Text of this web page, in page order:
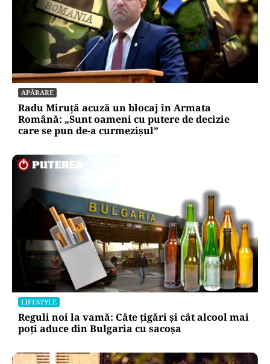
APĂRARE
Radu Miruță acuză un blocaj în Armata
Română: „Sunt oameni cu putere de decizie
care se pun de-a curmezișul”
LIFESTYLE
Reguli noi la vamă: Câte țigări și cât alcool mai
poți aduce din Bulgaria cu sacoșa